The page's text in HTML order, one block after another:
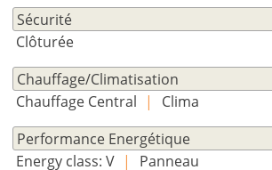
Sécurité
Clôturée
Chauffage/Climatisation
Chauffage Central |
Clima
Performance Energétique
Energy class: V |
Panneau
Sauvegarder
cette
fonctionnalité
Vous
n'
aavez
pas
un